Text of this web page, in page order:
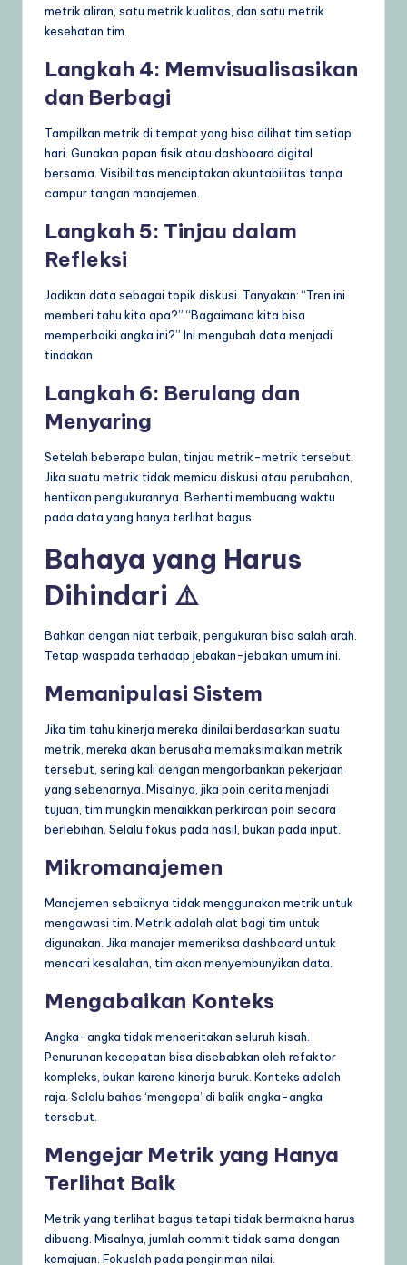
metrik aliran, satu metrik kualitas, dan satu metrik
kesehatan tim.
Langkah 4: Memvisualisasikan
dan Berbagi
Tampilkan metrik di tempat yang bisa dilihat tim setiap
hari. Gunakan papan fisik atau dashboard digital
bersama. Visibilitas menciptakan akuntabilitas tanpa
campur tangan manajemen.
Langkah 5: Tinjau dalam
Refleksi
Jadikan data sebagai topik diskusi. Tanyakan: “Tren ini
memberi tahu kita apa?” “Bagaimana kita bisa
memperbaiki angka ini?” Ini mengubah data menjadi
tindakan.
Langkah 6: Berulang dan
Menyaring
Setelah beberapa bulan, tinjau metrik-metrik tersebut.
Jika suatu metrik tidak memicu diskusi atau perubahan,
hentikan pengukurannya. Berhenti membuang waktu
pada data yang hanya terlihat bagus.
Bahaya yang Harus
Dihindari ⚠️
Bahkan dengan niat terbaik, pengukuran bisa salah arah.
Tetap waspada terhadap jebakan-jebakan umum ini.
Memanipulasi Sistem
Jika tim tahu kinerja mereka dinilai berdasarkan suatu
metrik, mereka akan berusaha memaksimalkan metrik
tersebut, sering kali dengan mengorbankan pekerjaan
yang sebenarnya. Misalnya, jika poin cerita menjadi
tujuan, tim mungkin menaikkan perkiraan poin secara
berlebihan. Selalu fokus pada hasil, bukan pada input.
Mikromanajemen
Manajemen sebaiknya tidak menggunakan metrik untuk
mengawasi tim. Metrik adalah alat bagi tim untuk
digunakan. Jika manajer memeriksa dashboard untuk
mencari kesalahan, tim akan menyembunyikan data.
Mengabaikan Konteks
Angka-angka tidak menceritakan seluruh kisah.
Penurunan kecepatan bisa disebabkan oleh refaktor
kompleks, bukan karena kinerja buruk. Konteks adalah
raja. Selalu bahas ‘mengapa’ di balik angka-angka
tersebut.
Mengejar Metrik yang Hanya
Terlihat Baik
Metrik yang terlihat bagus tetapi tidak bermakna harus
dibuang. Misalnya, jumlah commit tidak sama dengan
kemajuan. Fokuslah pada pengiriman nilai.